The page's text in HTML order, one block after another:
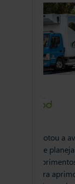
Para
cadeia
solução